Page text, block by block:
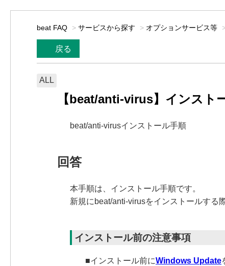
beat FAQ > サービスから探す > オプションサービス等
戻る
ALL
【beat/anti-virus】インスト
beat/anti-virusインストール手順
回答
本手順は、インストール手順です。
新規にbeat/anti-virusをインストールする
インストール前の注意事項
■インストール前にWindows Update